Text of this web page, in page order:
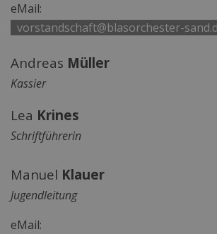
eMail:
vorstandschaft@blasorchester-
Andreas Müller
Kassier
Lea Krines
Schriftführerin
Manuel Klauer
Jugendleitung
eMail: